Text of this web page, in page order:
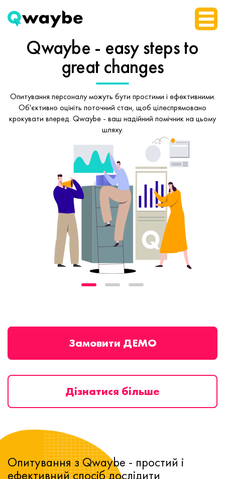
Qwaybe - easy stepsto
great changes
Опитування персоналу можуть бути простими і ефективними.
Об'єктивно оцініть поточний стан, щоб цілеспрямовано
крокувати вперед. Qwaybe - ваш надійний помічник на цьому
шляху.
Замовити ДЕМО
Дізнатися більше
Опитування з Qwaybe - простий і
ефективний спосіб дослідити